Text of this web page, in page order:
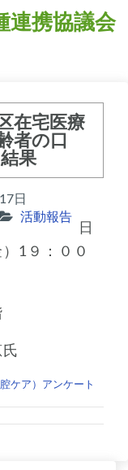
連携協議会
在宅医療
者の口
果
日
活動報告
日
1９：００
ケア）アンケート